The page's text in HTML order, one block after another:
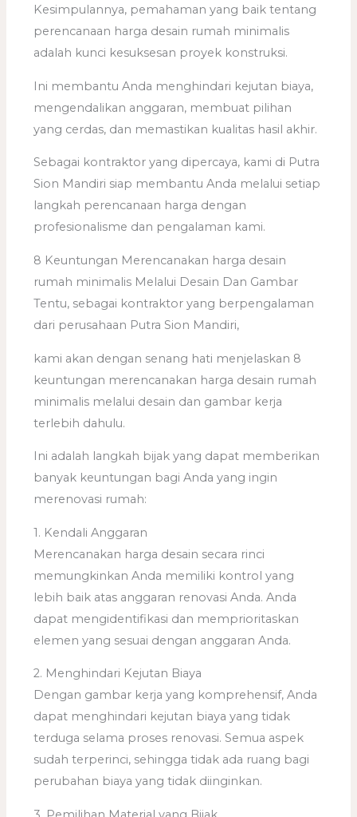
Kesimpulannya, pemahaman yang baik tentang
perencanaan harga desain rumah minimalis
adalah kunci kesuksesan proyek konstruksi.
Ini membantu Anda menghindari kejutan biaya,
mengendalikan anggaran, membuat pilihan
yang cerdas, dan memastikan kualitas hasil akhir.
Sebagai kontraktor yang dipercaya, kami di Putra
Sion Mandiri siap membantu Anda melalui setiap
langkah perencanaan harga dengan
profesionalisme dan pengalaman kami.
8 Keuntungan Merencanakan harga desain
rumah minimalis Melalui Desain Dan Gambar
Tentu, sebagai kontraktor yang berpengalaman
dari perusahaan Putra Sion Mandiri,
kami akan dengan senang hati menjelaskan 8
keuntungan merencanakan harga desain rumah
minimalis melalui desain dan gambar kerja
terlebih dahulu.
Ini adalah langkah bijak yang dapat memberikan
banyak keuntungan bagi Anda yang ingin
merenovasi rumah:
1. Kendali Anggaran
Merencanakan harga desain secara rinci
memungkinkan Anda memiliki kontrol yang
lebih baik atas anggaran renovasi Anda. Anda
dapat mengidentifikasi dan memprioritaskan
elemen yang sesuai dengan anggaran Anda.
2. Menghindari Kejutan Biaya
Dengan gambar kerja yang komprehensif, Anda
dapat menghindari kejutan biaya yang tidak
terduga selama proses renovasi. Semua aspek
sudah terperinci, sehingga tidak ada ruang bagi
perubahan biaya yang tidak diinginkan.